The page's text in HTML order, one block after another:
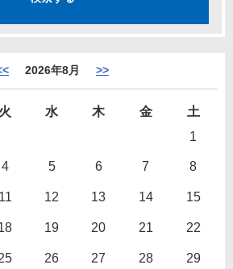
2026年8月 >>
火 水 木 金
土
1
4 5 6 7 8
11 12 13 14 15
19 20 21 22
26 27 28 29